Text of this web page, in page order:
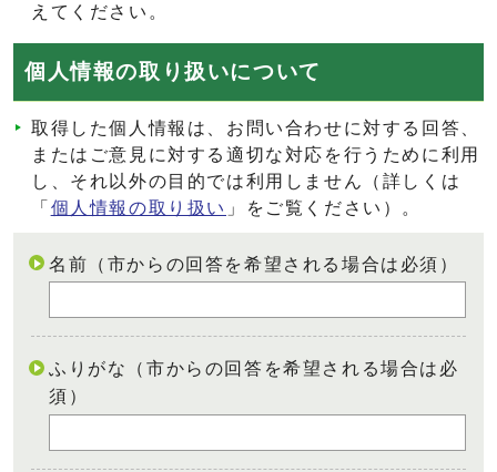
えてください。
個人情報の取り扱いについて
取得した個人情報は、お問い合わせに対する回答、
またはご意見に対する適切な対応を行うために利用
し、それ以外の目的では利用しません（詳しくは
「 個人情報の取り扱い 」をご覧ください）。
名前（市からの回答を希望される場合は必須）
ふりがな（市からの回答を希望される場合は必
須）